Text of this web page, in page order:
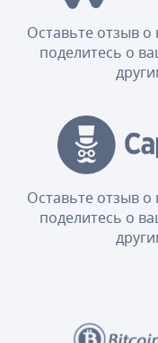
Оставьте отзыв
поделитесь о
Оставьте отзыв
поделитесь о